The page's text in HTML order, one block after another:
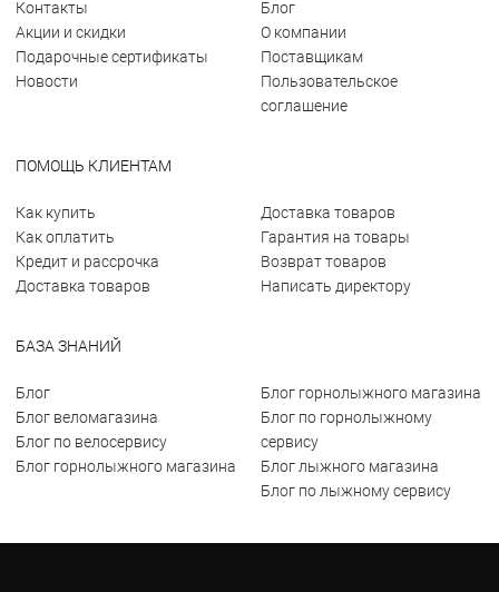
Контакты
Акции и скидки
Подарочные сертификаты
Новости
Блог
О компании
Поставщикам
Пользовательское
соглашение
ПОМОЩЬ КЛИЕНТАМ
Как купить
Как оплатить
Кредит и рассрочка
Доставка товаров
Доставка товаров
Гарантия на товары
Возврат товаров
Написать директору
БАЗА ЗНАНИЙ
Блог
Блог веломагазина
Блог по велосервису
Блог горнолыжного магазина
Блог горнолыжного магазина
Блог по горнолыжному
сервису
Блог лыжного магазина
Блог по лыжному сервису